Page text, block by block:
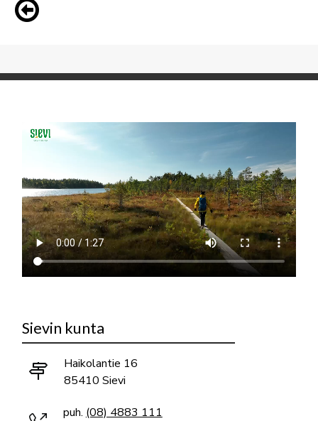
Sievin kunta
Haikolantie 16
85410 Sievi
puh. (08) 4883 111